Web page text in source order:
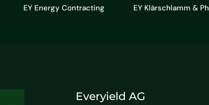
EY Energy Contracting EY Klärschlamm &
Everyield AG